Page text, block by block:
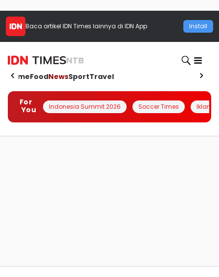
Baca artikel IDN Times lainnya di IDN App Install
NTB
HomeFoodNewsSportTravel
For
You
Indonesia Summit 2026 Soccer Times Iklanin